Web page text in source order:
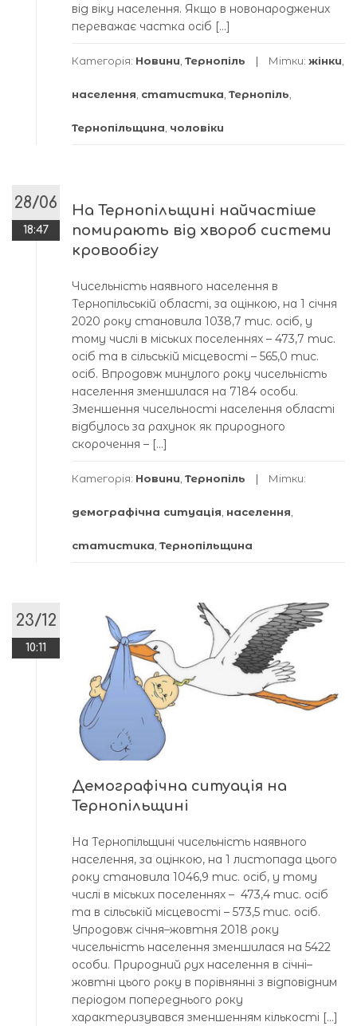
від віку населення. Якщо в новонароджених
переважає частка осіб […]
Категорія: Новини, Тернопіль Мітки: жінки,
населення, статистика, Тернопіль,
Тернопільщина, чоловіки
28/06
18:47
На Тернопільщині найчастіше
помирають від хвороб системи
кровообігу
Чисельність наявного населення в
Тернопільській області, за оцінкою, на 1 січня
2020 року становила 1038,7 тис. осіб, у
тому числі в міських поселеннях – 473,7 тис.
осіб та в сільській місцевості – 565,0 тис.
осіб. Впродовж минулого року чисельність
населення зменшилася на 7184 особи.
Зменшення чисельності населення області
відбулось за рахунок як природного
скорочення – […]
Категорія: Новини, Тернопіль Мітки:
демографічна ситуація, населення,
статистика, Тернопільщина
23/12
10:11
Демографічна ситуація на
Тернопільщині
На Тернопільщині чисельність наявного
населення, за оцінкою, на 1 листопада цього
року становила 1046,9 тис. осіб, у тому
числі в міських поселеннях – 473,4 тис. осіб
та в сільській місцевості – 573,5 тис. осіб.
Упродовж січня–жовтня 2018 року
чисельність населення зменшилася на 5422
особи. Природний рух населення в січні–
жовтні цього року в порівнянні з відповідним
періодом попереднього року
характеризувався зменшенням кількості […]